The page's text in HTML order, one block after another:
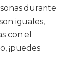
durante
iguales,
con el
¡puedes